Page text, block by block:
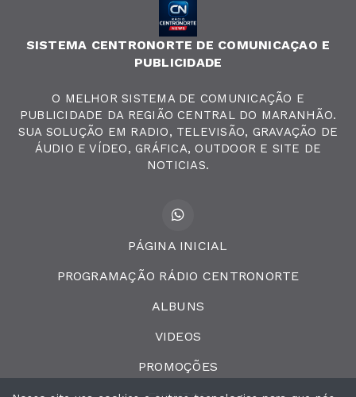
SISTEMA CENTRONORTE DE COMUNICAÇAO E
PUBLICIDADE
O MELHOR SISTEMA DE COMUNICAÇÃO E
PUBLICIDADE DA REGIÃO CENTRAL DO MARANHÃO.
SUA SOLUÇÃO EM RADIO, TELEVISÃO, GRAVAÇÃO DE
ÁUDIO E VÍDEO, GRÁFICA, OUTDOOR E SITE DE
NOTICIAS.
PÁGINA INICIAL
PROGRAMAÇÃO RÁDIO CENTRONORTE
ALBUNS
VIDEOS
PROMOÇÕES